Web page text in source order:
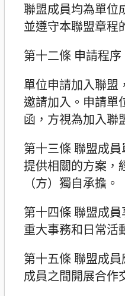
聯盟成員均為單位
並遵守本聯盟章程
第十二條 申請程序
單位申請加入聯盟
邀請加入。申請單
函，方視為加入聯
第十三條 聯盟成
提供相關的方案，
（方）獨自承擔。
第十四條 聯盟成
重大事務和日常活
第十五條 聯盟成
成員之間開展合作